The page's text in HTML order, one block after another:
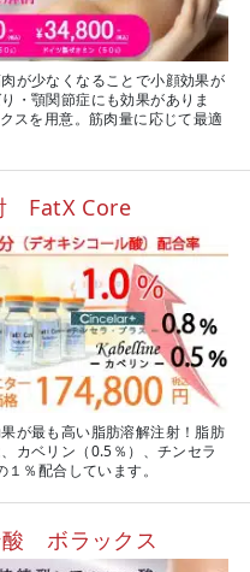
が少なくなることで小顔効果が
・顎関節症にも効果がありま
スを用意。筋肉量に応じて最適
FatX Core
が最も高い脂肪溶解注射！脂肪
カベリン（0.5％）、チンセラ
％配合しています。
酸 ボラックス